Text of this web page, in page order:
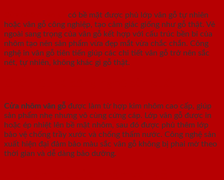
có bề mặt được phủ lớp vân gỗ tự nhiên
hoặc vân gỗ công nghiệp, tạo cảm giác giống như gỗ thật. Vẻ
ngoài sang trọng của vân gỗ kết hợp với cấu trúc bền bỉ của
nhôm tạo nên sản phẩm vừa đẹp mắt vừa chắc chắn. Công
nghệ in vân gỗ tiên tiến giúp các chi tiết vân gỗ trở nên sắc
nét, tự nhiên, không khác gì gỗ thật.
Cửa nhôm vân gỗ được làm từ hợp kim nhôm cao cấp, giúp
sản phẩm nhẹ nhưng vô cùng cứng cáp. Lớp vân gỗ được in
hoặc ép nhiệt lên bề mặt nhôm, sau đó được phủ thêm lớp
bảo vệ chống trầy xước và chống thấm nước. Công nghệ sản
xuất hiện đại đảm bảo màu sắc vân gỗ không bị phai mờ theo
thời gian và dễ dàng bảo dưỡng.